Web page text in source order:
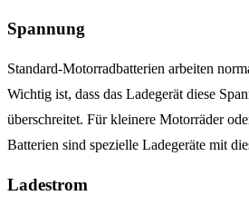
Spannung
Standard-Motorradbatterien arbeiten
Wichtig ist, dass das Ladegerät diese
überschreitet. Für kleinere Motorräder
Batterien sind spezielle Ladegeräte mit
Ladestrom